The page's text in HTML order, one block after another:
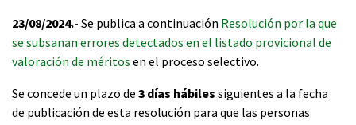
23/08/2024.- Se publica a continuación Resolución por la que
se subsanan errores detectados en el listado provicional de
valoración de méritos en el proceso selectivo.
Se concede un plazo de 3 días hábiles siguientes a la fecha
de publicación de esta resolución para que las personas